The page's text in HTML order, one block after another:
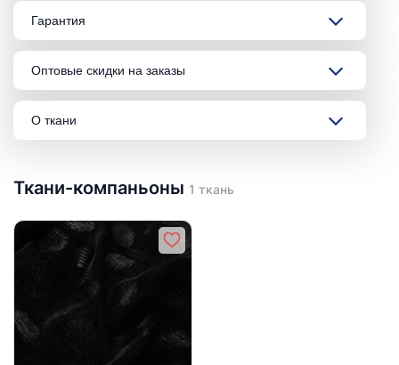
Гарантия
Оптовые скидки на заказы
О ткани
Ткани-компаньоны 1 ткань